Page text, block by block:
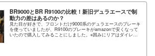
BR9000とBR R9100の比較！新旧デュラエースで制
動力の差はあるのか？
見た目が好きで、フロントだけ9000系のデュラエースのブレーキ
を使っていましたが、R9100のブレーキがamazonで安くなって
いたので購入してみることにしました。※因みにリアはダイレク
トマウントのR...